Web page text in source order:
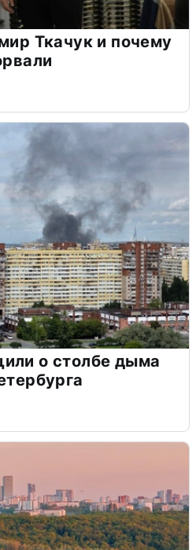
Ткачук и почему
о столбе дыма